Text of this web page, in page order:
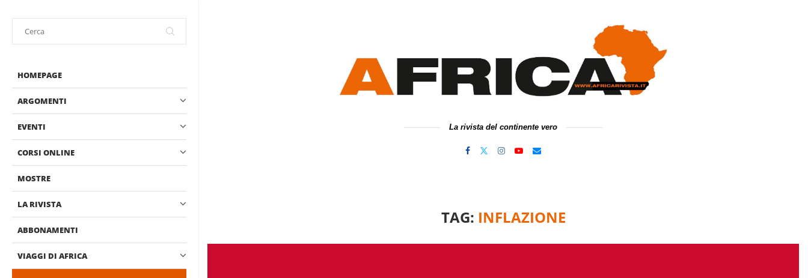
HOMEPAGE
ARGOMENTI
EVENTI
CORSI ONLINE
MOSTRE
LA RIVISTA
ABBONAMENTI
VIAGGI DI AFRICA
La rivista del continente vero
TAG: INFLAZIONE